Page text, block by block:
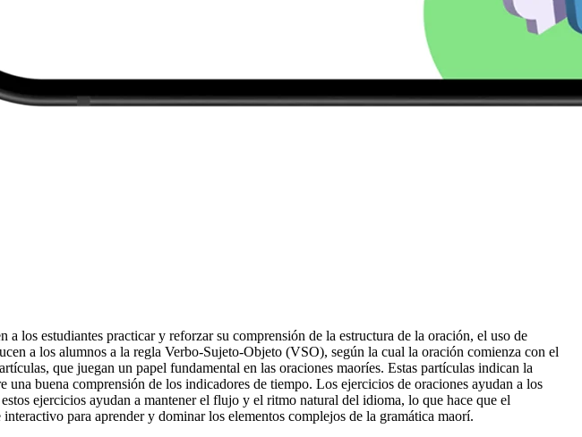
los estudiantes practicar y reforzar su comprensión de la estructura de la oración, el uso de
a los alumnos a la regla Verbo-Sujeto-Objeto (VSO), según la cual la oración comienza con el
que juegan un papel fundamental en las oraciones maoríes. Estas partículas indican la
buena comprensión de los indicadores de tiempo. Los ejercicios de oraciones ayudan a los
ejercicios ayudan a mantener el flujo y el ritmo natural del idioma, lo que hace que el
para aprender y dominar los elementos complejos de la gramática maorí.